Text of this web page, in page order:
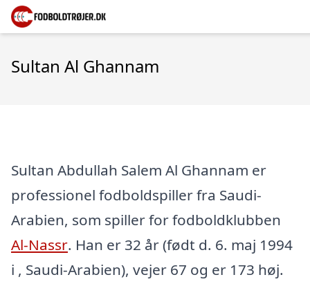
Sultan Al Ghannam
Sultan Abdullah Salem Al Ghannam er
professionel fodboldspiller fra Saudi-
Arabien, som spiller for fodboldklubben
Al-Nassr. Han er 32 år (født d. 6. maj 1994
i , Saudi-Arabien), vejer 67 og er 173 høj.